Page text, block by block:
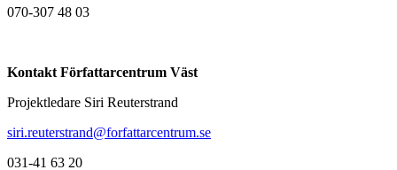
070-307 48 03
Kontakt Författarcentrum Väst
Projektledare Siri Reuterstrand
siri.reuterstrand@forfattarcentrum.se
031-41 63 20